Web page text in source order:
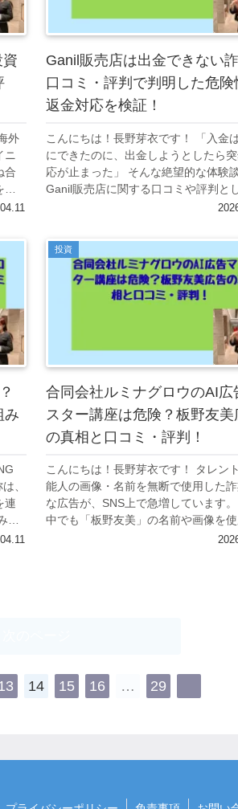
外
ニ
合
グ
Ganil販売店は出金できない
口コミ・評判で判明した危険
返金対応を検証！
こんにちは！長野芽衣です！ 「入金
にできたのに、出金しようとしたら
応が止まった」 そんな絶望的な体験談
Ganil販売店に関する口コミや評判とし
数のプラットフォームに投稿され続
み
、
連
合
の
投資
合同会社ルミナグロウのAI広
スター講座は危険？板野友美
の真相と口コミ・評判！
こんにちは！長野芽衣です！ タレン
能人の画像・名前を無断で使用した
な広告が、SNS上で急増しています
中でも「板野友美」の名前や画像を
た広告経由で「AI広告マスター講座」
14 15 16 … 29